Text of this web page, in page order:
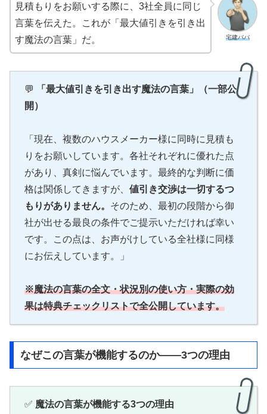
宅建パパ
見積もりをお願いする際に、3社全員に同じ
言葉を伝えた。これが「最大値引きを引き出
す魔法の言葉」だ。
💬
「最大値引きを引き出す魔法の言葉」（一部公
開）
「現在、複数のハウスメーカー様に同時に見積も
りをお願いしています。各社それぞれに優れた点
があり、真剣に悩んでいます。最終的な判断に価
格は関係してきますが、 値引き交渉は一切するつ
もりがありません。 そのため、最初の段階から御
社が出せる最良の条件でご提示いただければ幸い
です。この点は、お声がけしている全社様に同様
にお伝えしています。」
※魔法の言葉の全文・状況別の使い方・実際の効
果は特典チェックリストで全公開しています。
なぜこの言葉が機能するのか——3つの理由
✅ 魔法の言葉が機能する3つの理由